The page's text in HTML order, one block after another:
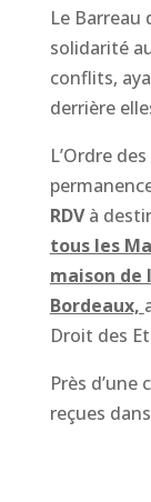
Le
solidarité
conflits,
derrière
L’Ordre
RDVà
tous les
maison de
Bordeaux,
Droit des
Près
reçues